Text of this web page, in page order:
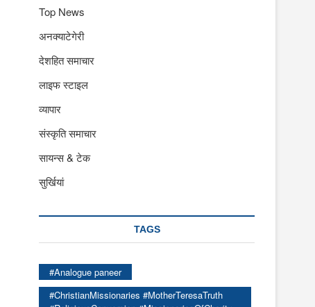
Top News
अनक्याटेगेरी
देशहित समाचार
लाइफ स्टाइल
व्यापार
संस्कृति समाचार
सायन्स & टेक
सुर्खियां
TAGS
#Analogue paneer
#ChristianMissionaries #MotherTeresaTruth